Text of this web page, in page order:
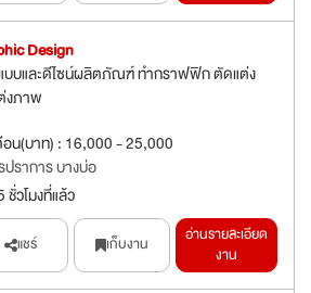
Design
บบและดีไซน์ผลิตภัณฑ์ ทำกราฟฟิก ตัดแต่ง
งภาพ
อน(บาท) : 16,000 - 25,000
ราการ บางบ่อ
ชั่วโมงที่แล้ว
แชร์ เก็บงาน
อ่านรายละเอียด
งาน